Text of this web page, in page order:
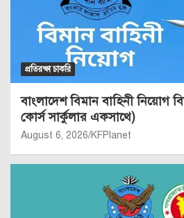
প্রতিরক্ষা চাকরি
বাংলাদেশ বিমান বাহিনী নিয়োগ
কোর্স সার্কুলার একসাথে)
August 6, 2026 KFPlanet